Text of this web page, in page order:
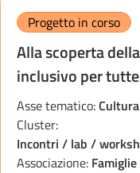
Progetto in corso
Alla scoperta
inclusivo per
Asse tematico:
Cluster:
Incontri / lab /
Associazione: